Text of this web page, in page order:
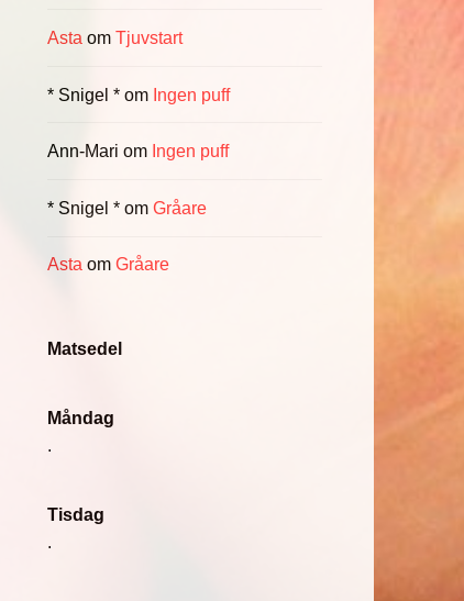
Asta om Tjuvstart
* Snigel *om Ingen puff
Ann-Mari om Ingen puff
* Snigel *om Gråare
Astaom Gråare
Matsedel
Måndag
.
Tisdag
.